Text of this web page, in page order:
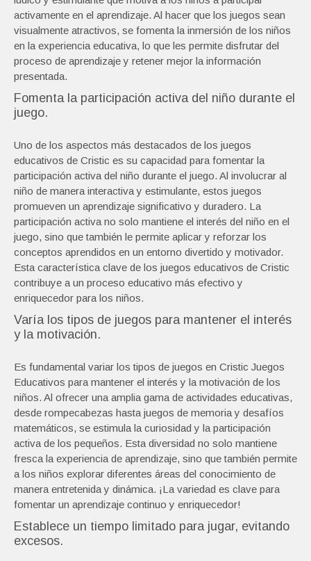
activamente en el aprendizaje. Al hacer que los juegos sean
visualmente atractivos, se fomenta la inmersión de los niños
en la experiencia educativa, lo que les permite disfrutar del
proceso de aprendizaje y retener mejor la información
presentada.
Fomenta la participación activa del niño durante el
juego.
Uno de los aspectos más destacados de los juegos
educativos de Cristic es su capacidad para fomentar la
participación activa del niño durante el juego. Al involucrar al
niño de manera interactiva y estimulante, estos juegos
promueven un aprendizaje significativo y duradero. La
participación activa no solo mantiene el interés del niño en el
juego, sino que también le permite aplicar y reforzar los
conceptos aprendidos en un entorno divertido y motivador.
Esta característica clave de los juegos educativos de Cristic
contribuye a un proceso educativo más efectivo y
enriquecedor para los niños.
Varía los tipos de juegos para mantener el interés
y la motivación.
Es fundamental variar los tipos de juegos en Cristic Juegos
Educativos para mantener el interés y la motivación de los
niños. Al ofrecer una amplia gama de actividades educativas,
desde rompecabezas hasta juegos de memoria y desafíos
matemáticos, se estimula la curiosidad y la participación
activa de los pequeños. Esta diversidad no solo mantiene
fresca la experiencia de aprendizaje, sino que también permite
a los niños explorar diferentes áreas del conocimiento de
manera entretenida y dinámica. ¡La variedad es clave para
fomentar un aprendizaje continuo y enriquecedor!
Establece un tiempo limitado para jugar, evitando
excesos.